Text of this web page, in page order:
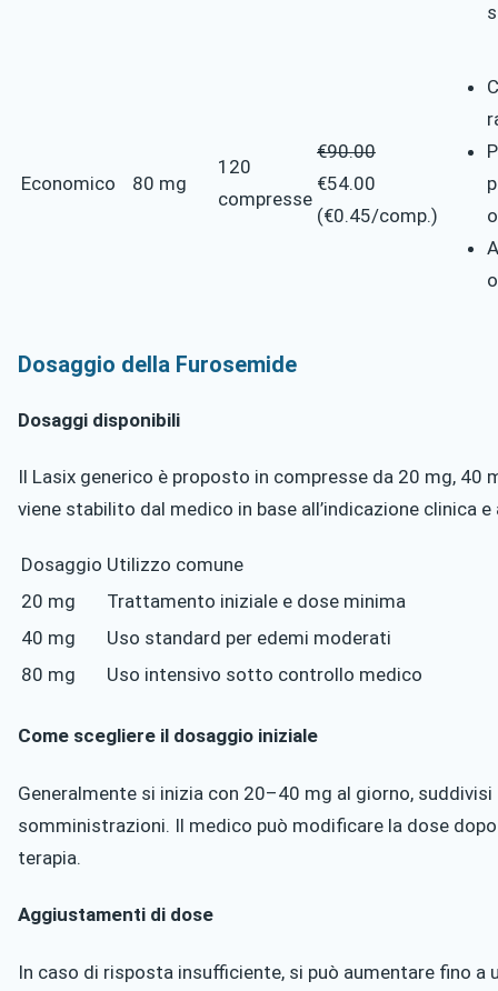
Economico 80 mg
120
compresse
€90.00
€54.00
(€0.45/comp.)
Dosaggio della Furosemide
Dosaggi disponibili
Il Lasix generico è proposto in compresse da 20 mg, 40
viene stabilito dal medico in base all’indicazione clinica
Dosaggio Utilizzo comune
20 mg
Trattamento iniziale e dose minima
40 mg
Uso standard per edemi moderati
80 mg
Uso intensivo sotto controllo medico
Come scegliere il dosaggio iniziale
Generalmente si inizia con 20–40 mg al giorno, suddivisi
somministrazioni. Il medico può modificare la dose
terapia.
Aggiustamenti di dose
In caso di risposta insufficiente, si può aumentare fino a